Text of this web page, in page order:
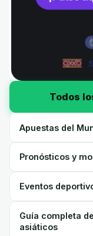
Todos
Apuestas del
Pronósticos y
Eventos
Guía completa
asiáticos